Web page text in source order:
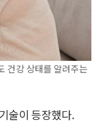
건강 상태를 알려주는
술이 등장했다.